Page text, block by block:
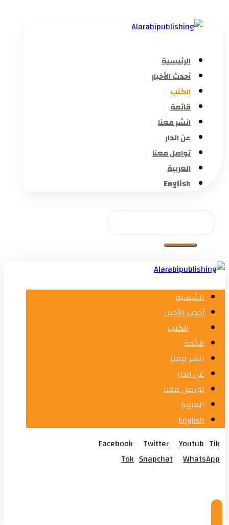
الرئيسية
أحدث الأخبار
الكتب
قائمة
انشر معنا
عن الدار
تواصل معنا
العربية
English
الرئيسية
أحدث الأخبار
الكتب
قائمة
انشر معنا
عن الدار
تواصل معنا
العربية
English
Facebook
Twitter Youtub Tik
Tok Snapchat
WhatsApp